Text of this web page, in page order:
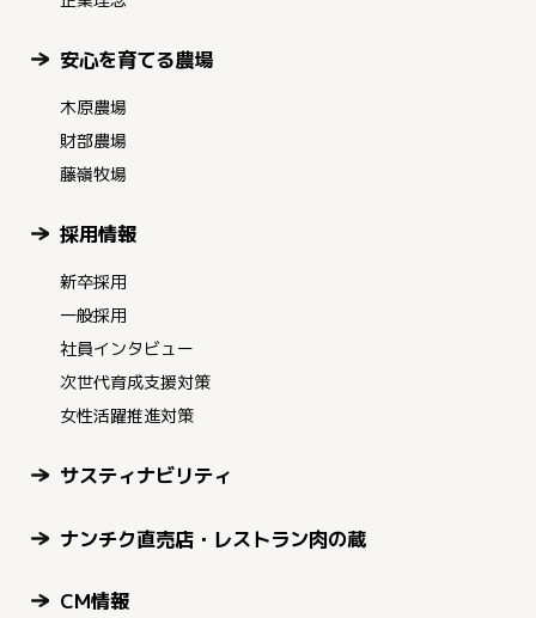
安心を育てる農場
木原農場
財部農場
藤嶺牧場
採用情報
新卒採用
一般採用
社員インタビュー
次世代育成支援対策
女性活躍推進対策
サスティナビリティ
ナンチク直売店・レストラン肉の蔵
CM情報